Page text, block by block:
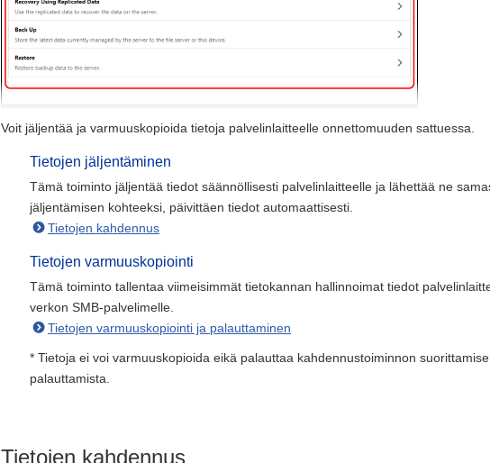
Voit jäljentää ja varmuuskopioida tietoja palvelinlaitteelle onnettomuuden sattuessa.
Tietojen jäljentäminen
Tämä toiminto jäljentää tiedot säännöllisesti palvelinlaitteelle ja lähettää ne
jäljentämisen kohteeksi, päivittäen tiedot automaattisesti.
Tietojen kahdennus
Tietojen varmuuskopiointi
Tämä toiminto tallentaa viimeisimmät tietokannan hallinnoimat tiedot
verkon SMB-palvelimelle.
Tietojen varmuuskopiointi ja palauttaminen
* Tietoja ei voi varmuuskopioida eikä palauttaa kahdennustoiminnon
palauttamista.
Tietojen kahdennus